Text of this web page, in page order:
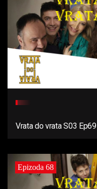
Vrata do vrata S03 Ep69
Epizoda 68